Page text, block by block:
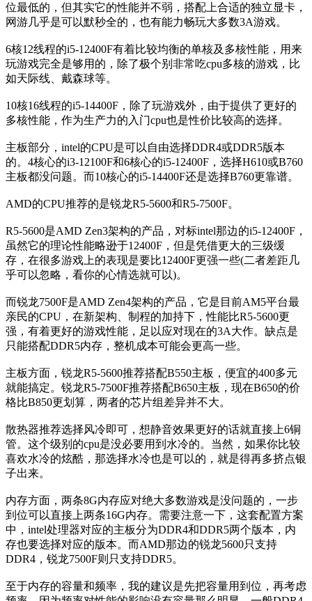
位最低的，但其实它的性能并不弱，搭配上合适的独立显卡，
网游几乎是可以默秒全的，也有能力畅玩大多数3A游戏。
6核12线程的i5-12400F有着比较均衡的单核及多核性能，用来
玩游戏完全是够用的，除了极个别非常吃cpu多核的游戏，比
如天际线、戴森球等。
10核16线程的i5-14400F，除了玩游戏外，由于提供了更好的
多核性能，作为生产力的入门cpu也是性价比较高的选择。
主板部分，intel的CPU是可以自由选择DDR4或DDR5版本
的。4核心的i3-12100F和6核心的i5-12400F，选择H610或B760
主板都没问题。而10核心的i5-14400F还是选择B760更靠谱。
AMD的CPU推荐的是锐龙R5-5600和R5-7500F。
R5-5600是AMD Zen3架构的产品，对标intel那边的i5-12400F，
虽然它的理论性能略逊于12400F，但是凭借更大的三级缓
存，在很多游戏上的表现是要比12400F更强一些(二者差距几
乎可以忽略，看你的心情选就可以)。
而锐龙7500F是AMD Zen4架构的产品，它是目前AM5平台最
亲民的CPU，在新架构、制程的加持下，性能比R5-5600更
强，有着更好的游戏性能，足以应对现在的3A大作。缺点是
只能搭配DDR5内存，整机成本可能会更高一些。
主板方面，锐龙R5-5600推荐搭配B550主板，便宜的400多元
就能搞定。锐龙R5-7500F推荐搭配B650主板，现在B650的价
格比B850更划算，两者的芯片组差异并不大。
散热器推荐选择风冷即可，想静音效果更好的话就直接上6铜
管。这个级别的cpu是没必要用到水冷的。当然，如果你比较
喜欢水冷的炫酷，那选择水冷也是可以的，就是得再多挤点银
子出来。
内存方面，两条8G内存应对绝大多数游戏是没问题的，一步
到位可以直接上两条16G内存。需要注意一下，这套配置方案
中，intel处理器对应的主板分为DDR4和DDR5两个版本，内
存也要选择对应的版本。而AMD那边的锐龙5600只支持
DDR4，锐龙7500F则只支持DDR5。
至于内存的容量和频率，我的建议是先把容量用到位，再考虑